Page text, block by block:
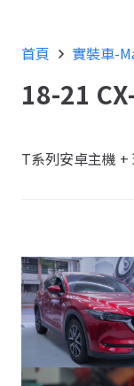
首頁 實裝車-
18-21
T系列安卓主機 +